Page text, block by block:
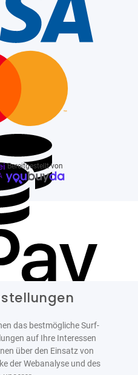
Bereitgestellt von
das bestmögliche Surf-
auf Ihre Interessen
über den Einsatz von
der Webanalyse und des